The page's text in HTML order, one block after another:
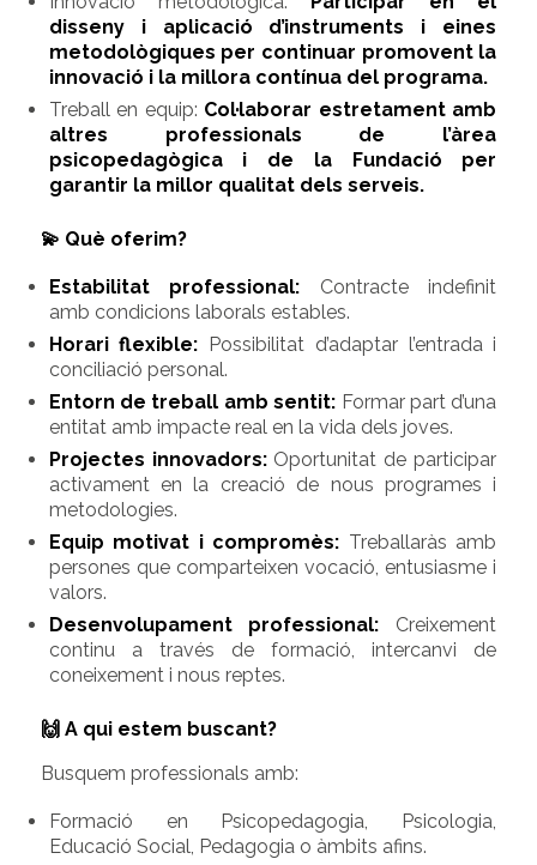
disseny i aplicació d’instruments i eines
metodològiques per continuar promovent la
innovació i la millora contínua del programa.
Treball en equip: Col·laborar estretament amb
altres professionals de l’àrea
psicopedagògica i de la Fundació per
garantir la millor qualitat dels serveis.
💫 Què oferim?
Estabilitat professional: Contracte indefinit
amb condicions laborals estables.
Horari flexible: Possibilitat d’adaptar l’entrada i
conciliació personal.
Entorn de treball amb sentit: Formar part d’una
entitat amb impacte real en la vida dels joves.
Projectes innovadors:Oportunitat de participar
activament en la creació de nous programes i
metodologies.
Equip motivat i compromès: Treballaràs amb
persones que comparteixen vocació, entusiasme i
valors.
Desenvolupament professional: Creixement
continu a través de formació, intercanvi de
coneixement i nous reptes.
🙌 A qui estem buscant?
Busquem professionals amb:
Formació en Psicopedagogia, Psicologia,
Educació Social, Pedagogia o àmbits afins.